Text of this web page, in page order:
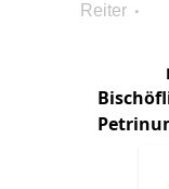
Reiter